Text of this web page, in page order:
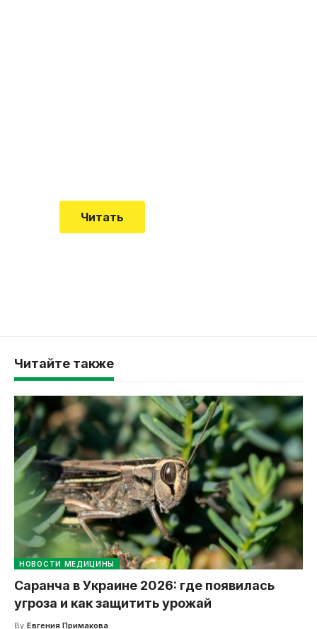
Читать
Читайте также
НОВОСТИ МЕДИЦИНЫ
Саранча в Украине 2026: где появилась
угроза и как защитить урожай
By Евгения Примакова